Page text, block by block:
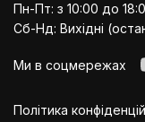
Пн-Пт: з 10:00 до
Сб-Нд: Вихідні
Ми в соцмережах
Політика